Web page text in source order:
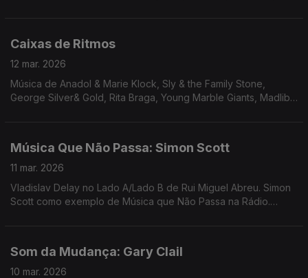
Caixas de Ritmos
12 mar. 2026
Música de Anadol & Marie Klock, Sly & the Family Stone,
George Silver& Gold, Rita Braga, Young Marble Giants, Madlib,
Música Que Não Passa: Simon Scott
11 mar. 2026
Vladislav Delay no Lado A/Lado B de Rui Miguel Abreu. Simon
Scott como exemplo de Música que Não Passa na Rádio.
Som da Mudança: Gary Clail
10 mar. 2026